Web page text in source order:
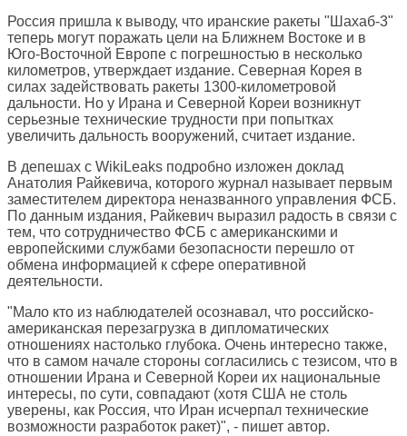
Россия пришла к выводу, что иранские ракеты "Шахаб-3"
теперь могут поражать цели на Ближнем Востоке и в
Юго-Восточной Европе с погрешностью в несколько
километров, утверждает издание. Северная Корея в
силах задействовать ракеты 1300-километровой
дальности. Но у Ирана и Северной Кореи возникнут
серьезные технические трудности при попытках
увеличить дальность вооружений, считает издание.
В депешах с WikiLeaks подробно изложен доклад
Анатолия Райкевича, которого журнал называет первым
заместителем директора неназванного управления ФСБ.
По данным издания, Райкевич выразил радость в связи с
тем, что сотрудничество ФСБ с американскими и
европейскими службами безопасности перешло от
обмена информацией к сфере оперативной
деятельности.
"Мало кто из наблюдателей осознавал, что российско-
американская перезагрузка в дипломатических
отношениях настолько глубока. Очень интересно также,
что в самом начале стороны согласились с тезисом, что в
отношении Ирана и Северной Кореи их национальные
интересы, по сути, совпадают (хотя США не столь
уверены, как Россия, что Иран исчерпал технические
возможности разработок ракет)", - пишет автор.